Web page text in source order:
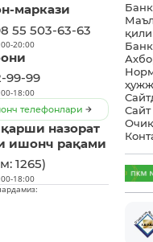
маркази
55 503-63-63
20:00
99-99
18:00
телефонлари
назорат
ишонч рақами
1265)
18:00
Сайт